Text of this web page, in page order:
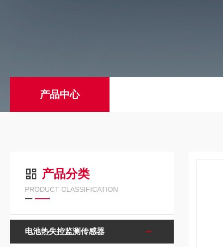
产品中心
产品分类
PRODUCT CLASSIFICATION
电池热失控监测传感器